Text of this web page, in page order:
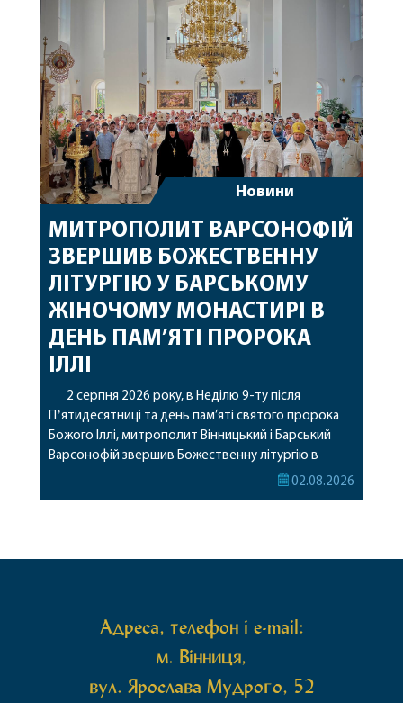
святих мощей, передана зі Святої Гори Афон.
Також для поклоніння вірянам […]
Новини
МИТРОПОЛИТ ВАРСОНОФІЙ
ЗВЕРШИВ БОЖЕСТВЕННУ
ЛІТУРГІЮ У БАРСЬКОМУ
ЖІНОЧОМУ МОНАСТИРІ В
ДЕНЬ ПАМ’ЯТІ ПРОРОКА
ІЛЛІ
2 серпня 2026 року, в Неділю 9-ту після
Пʼятидесятниці та день пам’яті святого пророка
Божого Іллі, митрополит Вінницький і Барський
Варсонофій звершив Божественну літургію в
Барському жіночому монастирі. Перед початком
02.08.2026
Адреса, телефон і e-mail:
м. Вінниця,
вул. Ярослава Мудрого, 52